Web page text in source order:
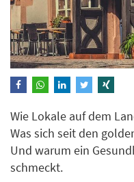
Wie Lokale auf dem
Was sich seit den
Und warum ein
schmeckt.